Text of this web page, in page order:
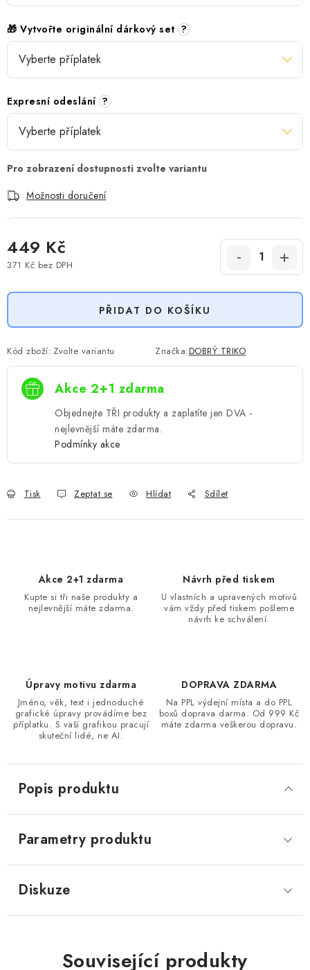
🎁 Vytvořte originální dárkový set ?
Expresní odeslání ?
Možnosti doručení
449 Kč
371 Kč bez DPH
PŘIDAT DO KOŠÍKU
Kód zboží: Zvolte variantu Značka:DOBRÝ TRIKO
Akce 2+1 zdarma
Objednejte TŘI produkty a zaplatíte jen DVA -
nejlevnější máte zdarma.
Podmínky akce
Tisk Zeptat se Hlídat Sdílet
Akce 2+1 zdarma
Kupte si tři naše produkty a
nejlevnější máte zdarma.
Návrh před tiskem
U vlastních a upravených motivů
vám vždy před tiskem pošleme
návrh ke schválení.
Úpravy motivu zdarma
Jméno, věk, text i jednoduché
grafické úpravy provádíme bez
příplatku. S vaší grafikou pracují
skuteční lidé, ne AI.
DOPRAVA ZDARMA
Na PPL výdejní místa a do PPL
boxů doprava darma. Od 999 Kč
máte zdarma veškerou dopravu.
Popis produktu
Parametry produktu
Diskuze
Související produkty